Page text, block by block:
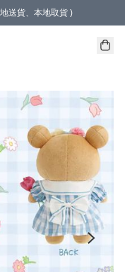
送貨、本地取貨 )